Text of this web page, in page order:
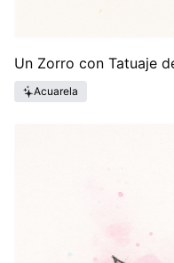
Un Zorro con Tatuaje
Acuarela